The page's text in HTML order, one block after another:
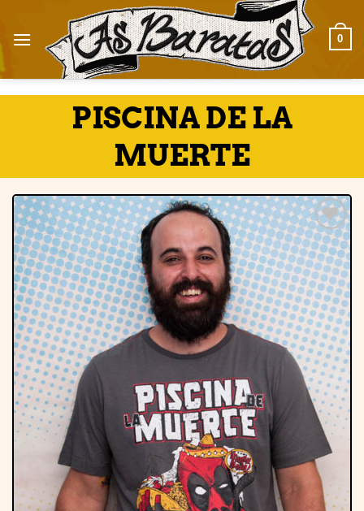
content
0
PISCINA DE LA
MUERTE
Adicionar
à lista de
desejos